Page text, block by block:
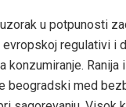
u potpunosti
regulativi i
konzumiranje.
beogradski med